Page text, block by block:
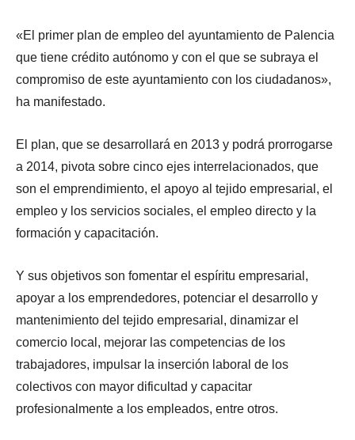
«El primer plan de empleo del ayuntamiento de Palencia
que tiene crédito autónomo y con el que se subraya el
compromiso de este ayuntamiento con los ciudadanos»,
ha manifestado.
El plan, que se desarrollará en 2013 y podrá prorrogarse
a 2014, pivota sobre cinco ejes interrelacionados, que
son el emprendimiento, el apoyo al tejido empresarial, el
empleo y los servicios sociales, el empleo directo y la
formación y capacitación.
Y sus objetivos son fomentar el espíritu empresarial,
apoyar a los emprendedores, potenciar el desarrollo y
mantenimiento del tejido empresarial, dinamizar el
comercio local, mejorar las competencias de los
trabajadores, impulsar la inserción laboral de los
colectivos con mayor dificultad y capacitar
profesionalmente a los empleados, entre otros.